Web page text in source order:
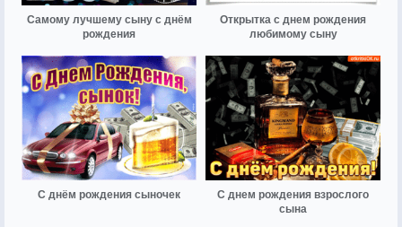
Самому лучшему сыну с днём
рождения
Открытка с днем рождения
любимому сыну
С днём рождения сыночек
С днем рождения взрослого
сына